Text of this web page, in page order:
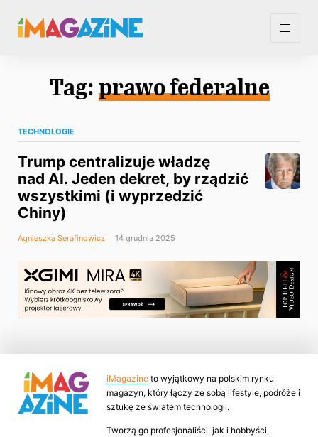
Tag: prawo federalne
TECHNOLOGIE
Trump centralizuje władzę
nad AI. Jeden dekret, by rządzić
wszystkimi (i wyprzedzić
Chiny)
Agnieszka Serafinowicz 14 grudnia 2025
iMagazine to wyjątkowy na polskim rynku
magazyn, który łączy ze sobą lifestyle, podróże i
sztukę ze światem technologii.
Tworzą go profesjonaliści, jak i hobbyści,